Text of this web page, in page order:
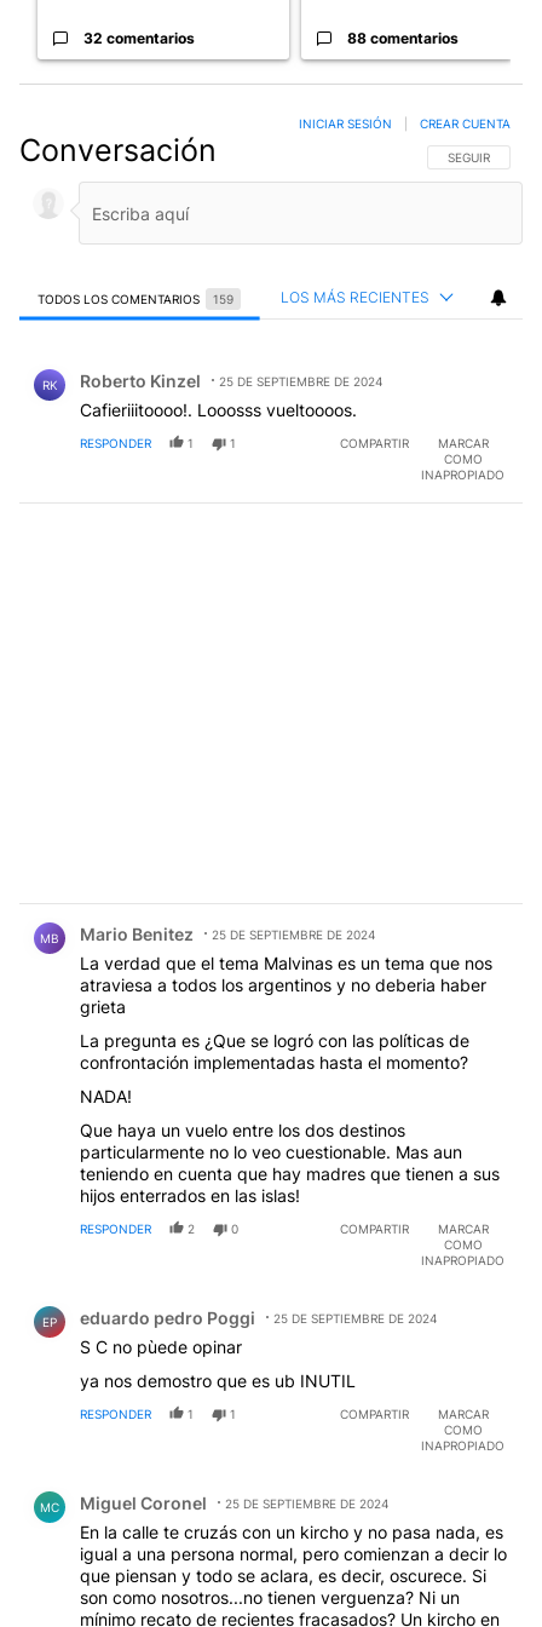
32 comentarios 88 comentarios
Conversación SIGA ESTA
SEGUIR
INICIAR SESIÓN CREAR CUENTA
TODOS LOS COMENTARIOS 159 LOS MÁS RECIENTES
RK Roberto Kinzel 25 DE SEPTIEMBRE DE 2024
Cafieriiitoooo!. Looosss vueltoooos.
RESPONDER 1 1 COMPARTIR
MARCAR
COMO
INAPROPIADO
MB Mario Benitez 25 DE SEPTIEMBRE DE 2024
La verdad que el tema Malvinas es un tema que nos
atraviesa a todos los argentinos y no deberia haber
grieta
La pregunta es ¿Que se logró con las políticas de
confrontación implementadas hasta el momento?
NADA!
Que haya un vuelo entre los dos destinos
particularmente no lo veo cuestionable. Mas aun
teniendo en cuenta que hay madres que tienen a sus
hijos enterrados en las islas!
RESPONDER 2 0 COMPARTIR
MARCAR
COMO
INAPROPIADO
EP eduardo pedro Poggi 25 DE SEPTIEMBRE DE 2024
S C no pùede opinar
ya nos demostro que es ub INUTIL
RESPONDER 1 1 COMPARTIR
MARCAR
COMO
INAPROPIADO
MC Miguel Coronel 25 DE SEPTIEMBRE DE 2024
En la calle te cruzás con un kircho y no pasa nada, es
igual a una persona normal, pero comienzan a decir lo
que piensan y todo se aclara, es decir, oscurece. Si
son como nosotros...no tienen verguenza? Ni un
mínimo recato de recientes fracasados? Un kircho en